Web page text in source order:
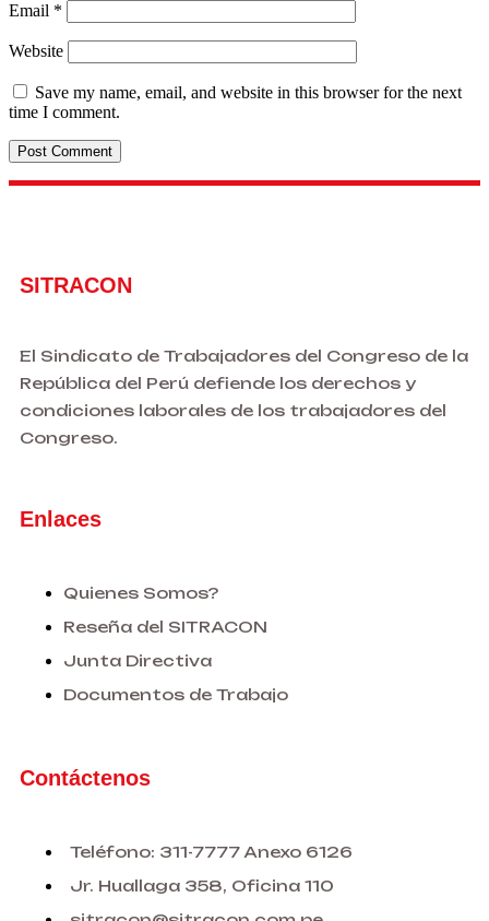
Email *
Website
Save my name, email, and website in this browser for the next
time I comment.
SITRACON
El Sindicato de Trabajadores del Congreso de la
República del Perú defiende los derechos y
condiciones laborales de los trabajadores del
Congreso.
Enlaces
Quienes Somos?
Reseña del SITRACON
Junta Directiva
Documentos de Trabajo
Contáctenos
Teléfono: 311-7777 Anexo 6126
Jr. Huallaga 358, Oficina 110